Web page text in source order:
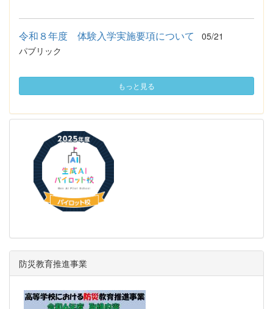
令和８年度 体験入学実施要項について
05/21
パブリック
もっと見る
防災教育推進事業